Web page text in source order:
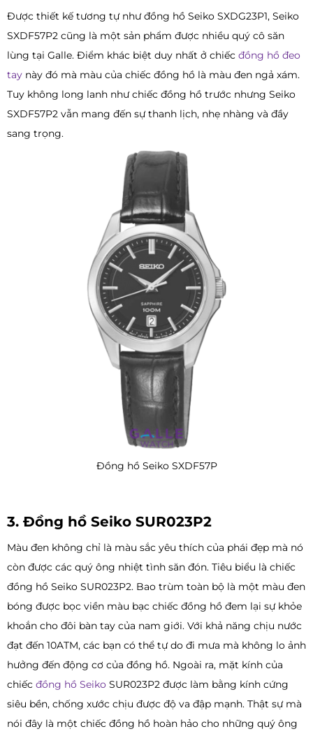
Được thiết kế tương tự như đồng hồ Seiko SXDG23P1, Seiko
SXDF57P2 cũng là một sản phẩm được nhiều quý cô săn
lùng tại Galle. Điểm khác biệt duy nhất ở chiếc đồng hồ đeo
tay này đó mà màu của chiếc đồng hồ là màu đen ngả xám.
Tuy không long lanh như chiếc đồng hồ trước nhưng Seiko
SXDF57P2 vẫn mang đến sự thanh lịch, nhẹ nhàng và đầy
sang trọng.
Đồng hồ Seiko SXDF57P
3. Đồng hồ Seiko SUR023P2
Màu đen không chỉ là màu sắc yêu thích của phái đẹp mà nó
còn được các quý ông nhiệt tình săn đón. Tiêu biểu là chiếc
đồng hồ Seiko SUR023P2. Bao trùm toàn bộ là một màu đen
bóng được bọc viền màu bạc chiếc đồng hồ đem lại sự khỏe
khoắn cho đôi bàn tay của nam giới. Với khả năng chịu nước
đạt đến 10ATM, các bạn có thể tự do đi mưa mà không lo ảnh
hưởng đến động cơ của đồng hồ. Ngoài ra, mặt kính của
chiếc đồng hồ Seiko SUR023P2 được làm bằng kính cứng
siêu bền, chống xước chịu được độ va đập mạnh. Thật sự mà
nói đây là một chiếc đồng hồ hoàn hảo cho những quý ông